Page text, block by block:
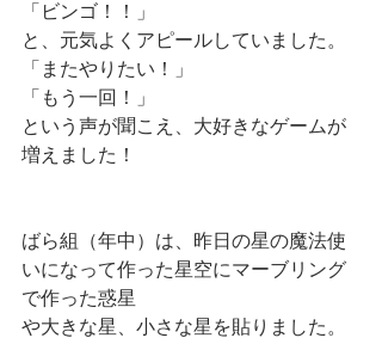
「ビンゴ！！」
と、元気よくアピールしていました。
「またやりたい！」
「もう一回！」
という声が聞こえ、大好きなゲームが
増えました！
ばら組（年中）は、昨日の星の魔法使
いになって作った星空にマーブリング
で作った惑星
や大きな星、小さな星を貼りました。